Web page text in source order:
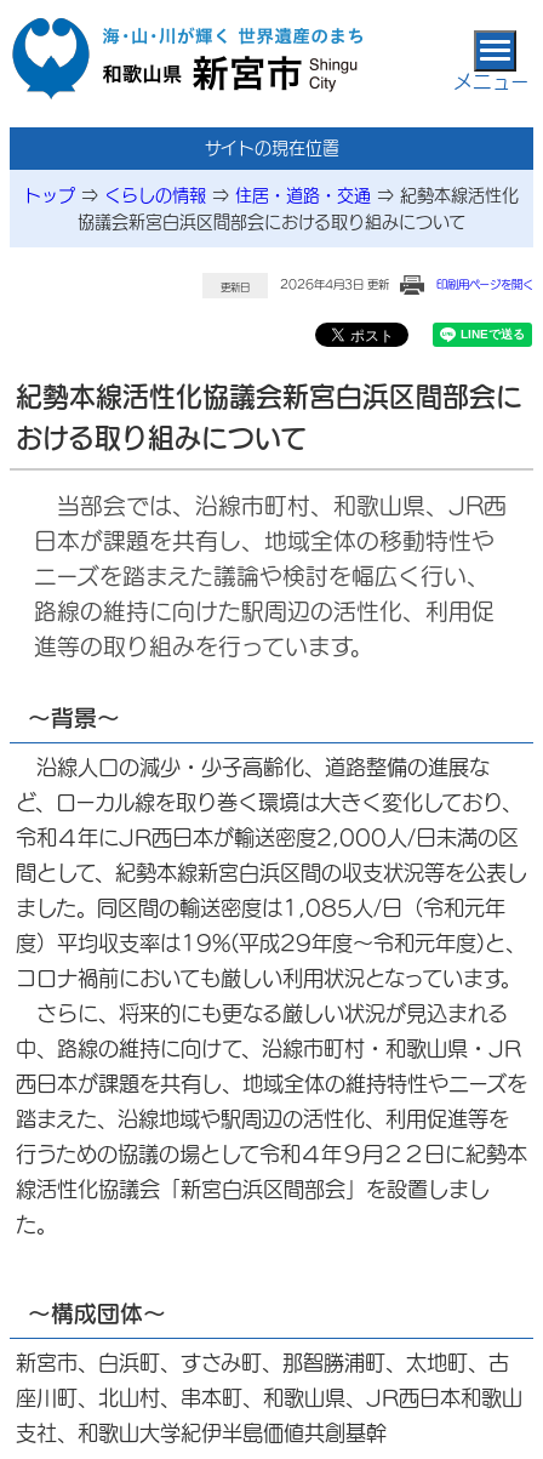
本文へ移動
メニュー
サイトの現在位置
トップ ⇒ くらしの情報 ⇒ 住居・道路・交通 ⇒ 紀勢本線活性化
協議会新宮白浜区間部会における取り組みについて
更新日 2026年4月3日 更新 印刷用ページを開く
紀勢本線活性化協議会新宮白浜区間部会に
おける取り組みについて
当部会では、沿線市町村、和歌山県、JR西
日本が課題を共有し、地域全体の移動特性や
ニーズを踏まえた議論や検討を幅広く行い、
路線の維持に向けた駅周辺の活性化、利用促
進等の取り組みを行っています。
～背景～
沿線人口の減少・少子高齢化、道路整備の進展な
ど、ローカル線を取り巻く環境は大きく変化しており、
令和４年にJR西日本が輸送密度2,000人/日未満の区
間として、紀勢本線新宮白浜区間の収支状況等を公表し
ました。同区間の輸送密度は1,085人/日（令和元年
度）平均収支率は19%(平成29年度～令和元年度)と、
コロナ禍前においても厳しい利用状況となっています。
さらに、将来的にも更なる厳しい状況が見込まれる
中、路線の維持に向けて、沿線市町村・和歌山県・JR
西日本が課題を共有し、地域全体の維持特性やニーズを
踏まえた、沿線地域や駅周辺の活性化、利用促進等を
行うための協議の場として令和４年９月２２日に紀勢本
線活性化協議会「新宮白浜区間部会」を設置しまし
た。
～構成団体～
新宮市、白浜町、すさみ町、那智勝浦町、太地町、古
座川町、北山村、串本町、和歌山県、JR西日本和歌山
支社、和歌山大学紀伊半島価値共創基幹